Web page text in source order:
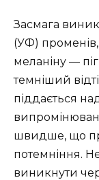
Засмага
(УФ)
меланіну —
темніший
піддається
швидше, що
потемніння.
виникнути